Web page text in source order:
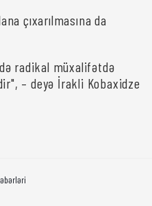
çıxarılmasına da
radikal müxalifətdə
– deyə İrakli Kobaxidze